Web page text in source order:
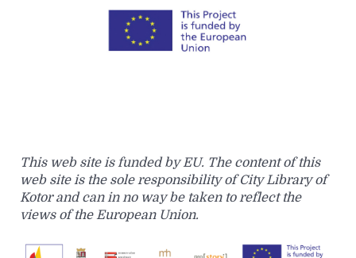
This web site is funded by EU. The content of this
web site is the sole responsibility of City Library of
Kotor and can in no way be taken to reflect the
views of the European Union.